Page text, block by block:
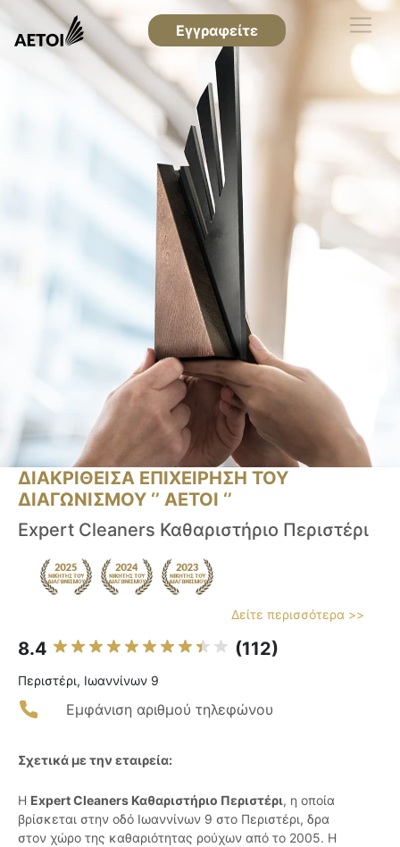
Εγγραφείτε
ΔΙΑΚΡΙΘΕΙΣΑ ΕΠΙΧΕΙΡΗΣΗ ΤΟΥ
ΔΙΑΓΩΝΙΣΜΟΥ ‘’ ΑΕΤΟΙ ‘’
Expert Cleaners Καθαριστήριο Περιστέρι
Δείτε περισσότερα >>
8.4 (112)
Περιστέρι, Ιωαννίνων 9
Εμφάνιση αριθμού τηλεφώνου
Σχετικά με την εταιρεία:
Η Expert Cleaners Καθαριστήριο Περιστέρι, η οποία
βρίσκεται στην οδό Ιωαννίνων 9 στο Περιστέρι, δρα
στον χώρο της καθαριότητας ρούχων από το 2005. Η